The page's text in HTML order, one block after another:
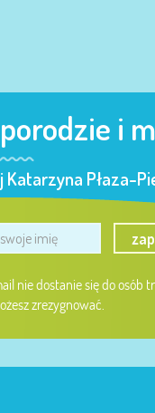
i
Katarzyna Płaza-
nie dostanie się do osób
zrezygnować.